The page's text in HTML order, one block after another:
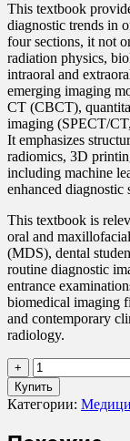
This textbook
diagnostic trends in
four sections, it not
radiation physics,
intraoral and
emerging imaging
CT (CBCT),
imaging (SPECT/
It emphasizes
radiomics, 3D
including machine
enhanced
This textbook is
oral and
(MDS), dental
routine diagnostic
entrance
biomedical imaging
and contemporary
radiology.
+
Количество
товара
Advanced
Imaging
Купить
Категории: